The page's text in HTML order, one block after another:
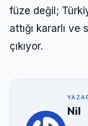
füze değil;
attığı kararlı
çıkıyor.
Nil